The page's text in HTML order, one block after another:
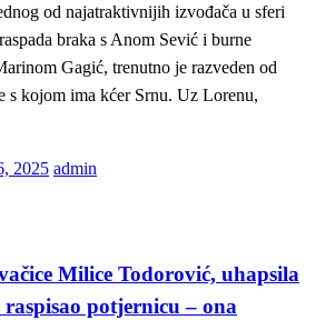
od najatraktivnijih izvođača u sferi
braka s Anom Sević i burne
Gagić, trenutno je razveden od
s kojom ima kćer Srnu. Uz Lorenu,
2025 admin
Milice Todorović, uhapsila
potjernicu – ona